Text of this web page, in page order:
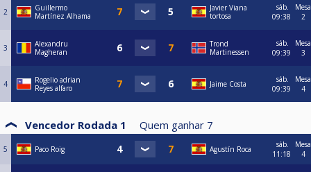
2
Guillermo
Martínez Alhama
Javier Viana
tortosa
sáb.
09:38
Mesa
2
3
Alexandru
Magheran
Trond
Martinessen
sáb.
09:39
Mesa
3
4
Rogelio adrian
Reyes alfaro
Jaime Costa
sáb.
09:39
Mesa
4
Vencedor Rodada 1 Quem ganhar 7
5 Paco Roig Agustín Roca
sáb.
11:18
Mesa
4